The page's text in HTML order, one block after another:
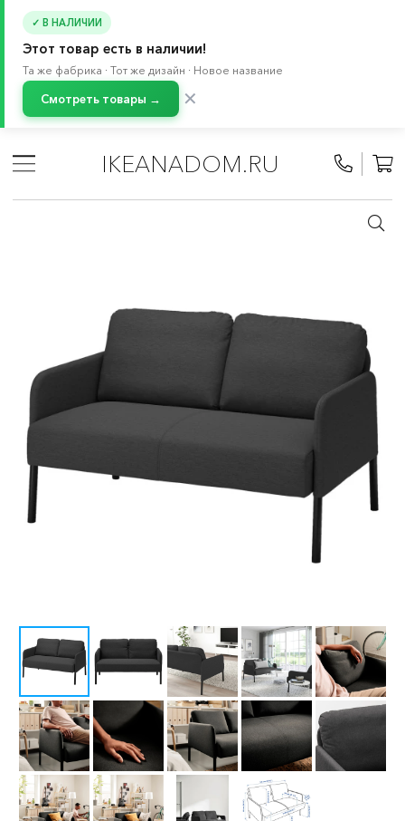
✓ В НАЛИЧИИ
Этот товар есть в наличии!
Та же фабрика · Тот же дизайн · Новое название
Смотреть товары → ✕
IKEANADOM.RU
Тканевые диваны / Двухместные диваны